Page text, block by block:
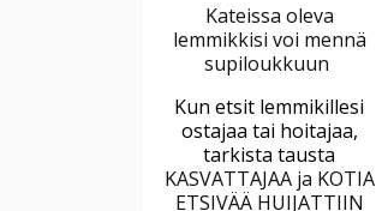
Kateissa oleva
lemmikkisi voi mennä
supiloukkuun
Kun etsit lemmikillesi
ostajaa tai hoitajaa,
tarkista tausta
KASVATTAJAA ja KOTIA
ETSIVÄÄ HUIJATTIIN